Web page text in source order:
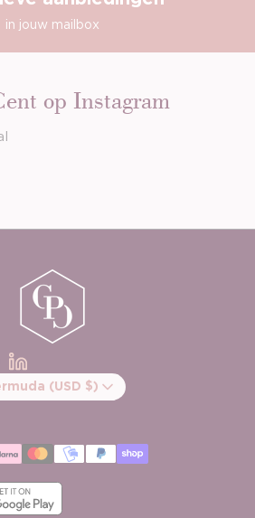
in jouw mailbox
op Instagram
Linkedin
(USD $)